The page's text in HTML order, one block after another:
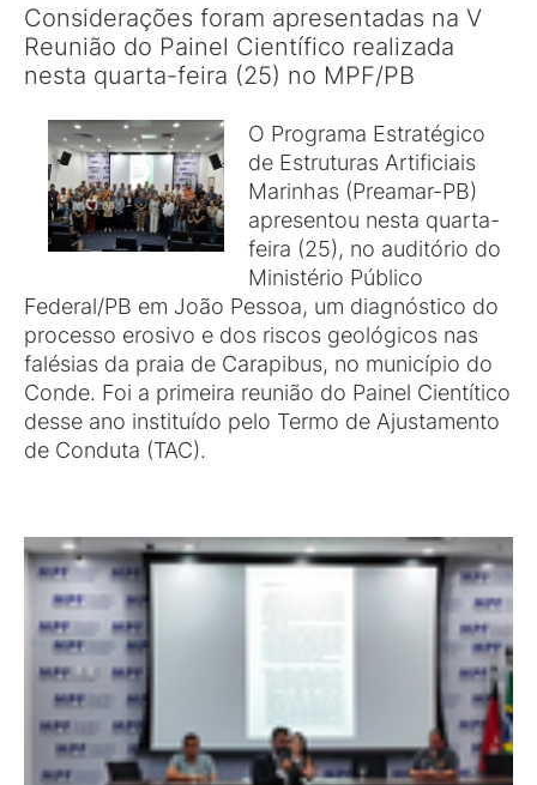
Considerações foram apresentadas na V
Reunião do Painel Científico realizada
nesta quarta-feira (25) no MPF/PB
O Programa Estratégico
de Estruturas Artificiais
Marinhas (Preamar-PB)
apresentou nesta quarta-
feira (25), no auditório do
Ministério Público
Federal/PB em João Pessoa, um diagnóstico do
processo erosivo e dos riscos geológicos nas
falésias da praia de Carapibus, no município do
Conde. Foi a primeira reunião do Painel Cientítico
desse ano instituído pelo Termo de Ajustamento
de Conduta (TAC).